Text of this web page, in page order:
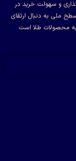
گذاری و سهولت خرید در
ملی به دنبال ارتقای
محصولات طلا است